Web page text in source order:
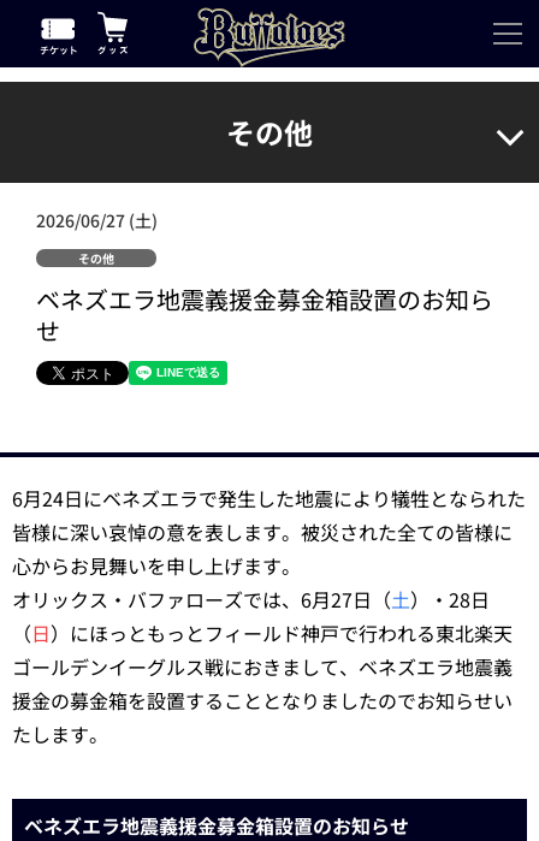
その他
2026/06/27 (土)
その他
ベネズエラ地震義援金募金箱設置のお知ら
せ
6月24日にベネズエラで発生した地震により犠牲となられた
皆様に深い哀悼の意を表します。被災された全ての皆様に
心からお見舞いを申し上げます。
オリックス・バファローズでは、6月27日（土）・28日
（日）にほっともっとフィールド神戸で行われる東北楽天
ゴールデンイーグルス戦におきまして、ベネズエラ地震義
援金の募金箱を設置することとなりましたのでお知らせい
たします。
ベネズエラ地震義援金募金箱設置のお知らせ